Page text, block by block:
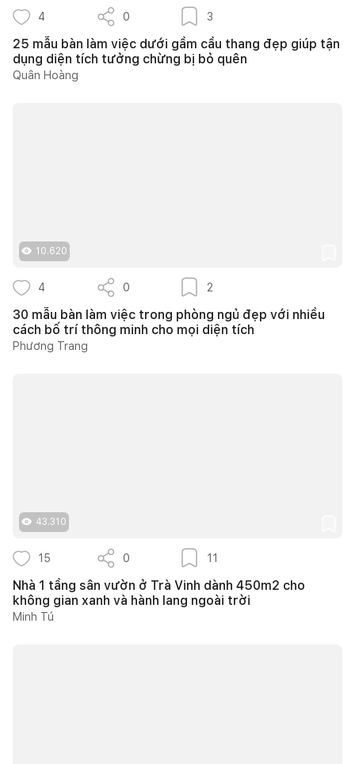
4 0 3
25 mẫu bàn làm việc dưới gầm cầu thang đẹp giúp tận
dụng diện tích tưởng chừng bị bỏ quên
Quân Hoàng
10.620
4 0 2
30 mẫu bàn làm việc trong phòng ngủ đẹp với nhiều
cách bố trí thông minh cho mọi diện tích
Phương Trang
43.310
15 0 11
Nhà 1 tầng sân vườn ở Trà Vinh dành 450m2 cho
không gian xanh và hành lang ngoài trời
Minh Tú